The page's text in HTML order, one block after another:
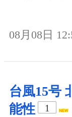
08月08日
台風15号
能性
1